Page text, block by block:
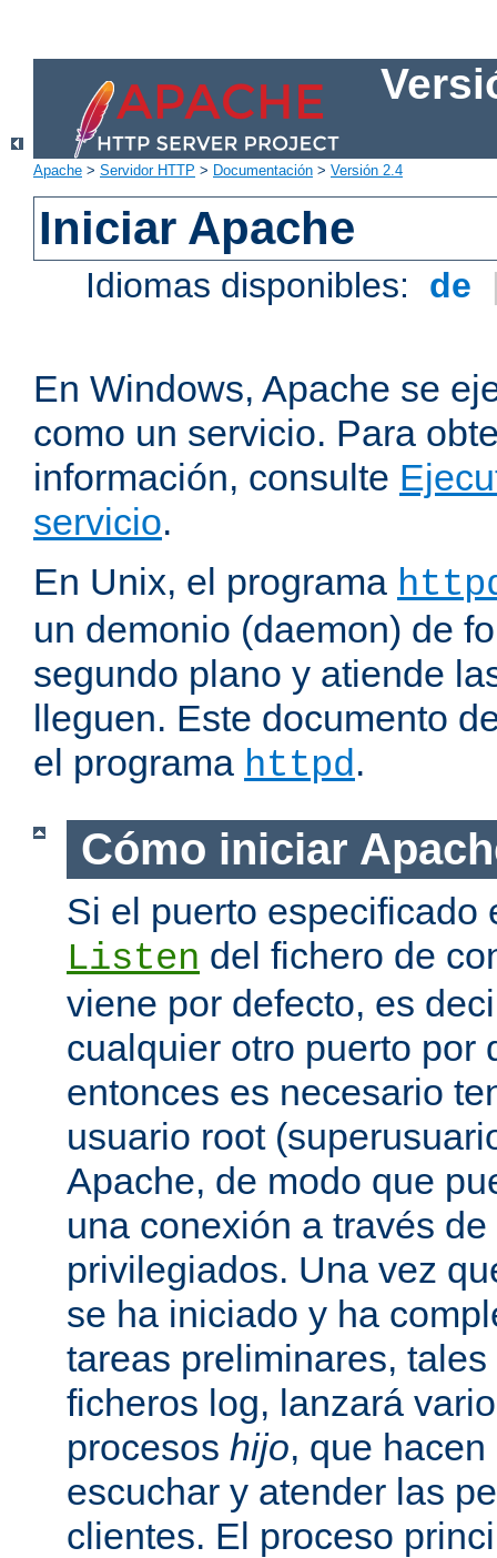
Apache > Servidor HTTP > Documentación > Versión 2.4
Iniciar Apache
Idiomas disponibles: de
En Windows, Apache se
como un servicio. Para
información, consulte
servicio.
En Unix, el programa
un demonio (daemon) de
segundo plano y atiende
lleguen. Este documento
el programa httpd.
Cómo iniciar
Si el puerto especificado
Listen del fichero de
viene por defecto, es
cualquier otro puerto por
entonces es necesario
usuario root
Apache, de modo que
una conexión a través
privilegiados. Una vez
se ha iniciado y ha
tareas preliminares,
ficheros log, lanzará
procesos hijo, que
escuchar y atender las
clientes. El proceso